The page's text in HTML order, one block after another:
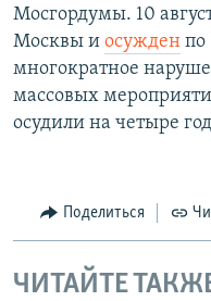
Мосгордумы. 10
Москвы и осужден по
многократное
массовых
осудили на четыре
Поделиться
ЧИТАЙТЕ